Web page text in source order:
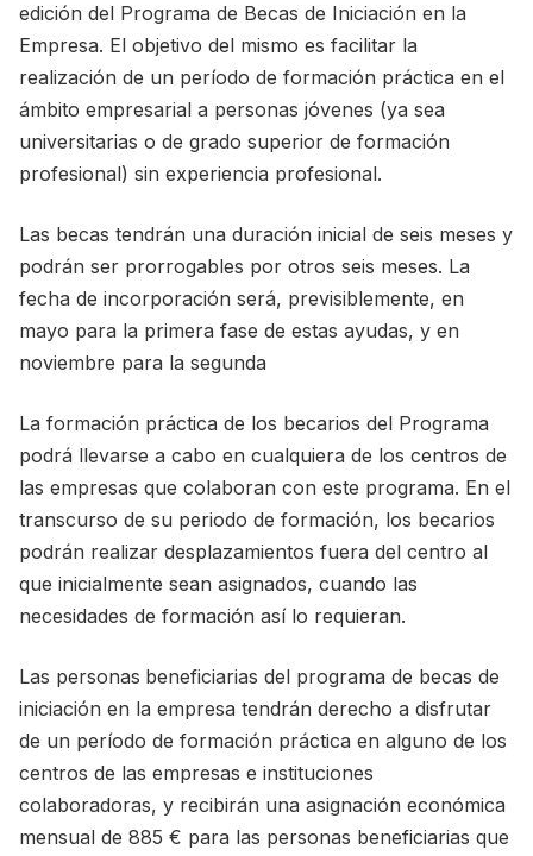
edición del Programa de Becas de Iniciación en la
Empresa. El objetivo del mismo es facilitar la
realización de un período de formación práctica en el
ámbito empresarial a personas jóvenes (ya sea
universitarias o de grado superior de formación
profesional) sin experiencia profesional.
Las becas tendrán una duración inicial de seis meses y
podrán ser prorrogables por otros seis meses. La
fecha de incorporación será, previsiblemente, en
mayo para la primera fase de estas ayudas, y en
noviembre para la segunda
La formación práctica de los becarios del Programa
podrá llevarse a cabo en cualquiera de los centros de
las empresas que colaboran con este programa. En el
transcurso de su periodo de formación, los becarios
podrán realizar desplazamientos fuera del centro al
que inicialmente sean asignados, cuando las
necesidades de formación así lo requieran.
Las personas beneficiarias del programa de becas de
iniciación en la empresa tendrán derecho a disfrutar
de un período de formación práctica en alguno de los
centros de las empresas e instituciones
colaboradoras, y recibirán una asignación económica
mensual de 885 € para las personas beneficiarias que